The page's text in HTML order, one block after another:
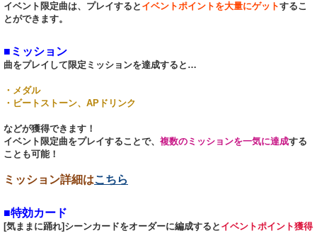
イベント限定曲は、プレイすると イベントポイントを大量にゲットするこ
とができます。
■ミッション
曲をプレイして限定ミッションを達成すると…
・メダル
・ビートストーン、APドリンク
などが獲得できます！
イベント限定曲をプレイすることで、 複数のミッションを一気に達成する
ことも可能！
ミッション詳細はこちら
■特効カード
[気ままに踊れ]シーンカードをオーダーに編成すると イベントポイント獲得